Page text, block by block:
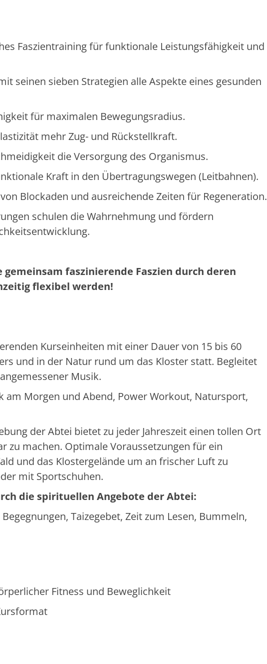
Faszientraining für funktionale Leistungsfähigkeit und
seinen sieben Strategien alle Aspekte eines gesunden
für maximalen Bewegungsradius.
mehr Zug- und Rückstellkraft.
die Versorgung des Organismus.
Kraft in den Übertragungswegen (Leitbahnen).
Blockaden und ausreichende Zeiten für Regeneration.
schulen die Wahrnehmung und fördern
faszinierende Faszien durch deren
flexibel werden!
Kurseinheiten mit einer Dauer von 15 bis 60
und in der Natur rund um das Kloster statt. Begleitet
Musik.
am Morgen und Abend, Power Workout, Natursport,
der Abtei bietet zu jeder Jahreszeit einen tollen Ort
zu machen. Optimale Voraussetzungen für ein
und das Klostergelände um an frischer Luft zu
mit Sportschuhen.
die spirituellen Angebote der Abtei:
Taizegebet, Zeit zum Lesen, Bummeln,
Fitness und Beweglichkeit